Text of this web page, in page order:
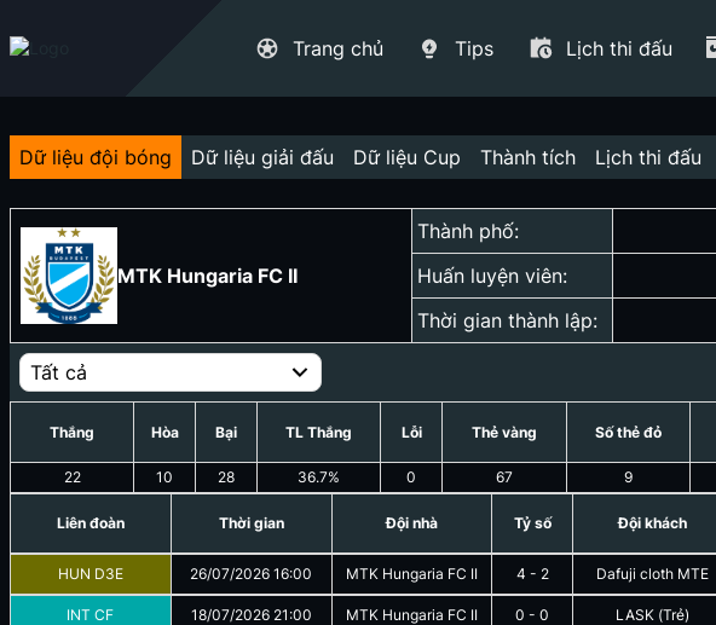
Trang chủ Tips Lịch thi đấu
Dữ liệu đội bóng Dữ liệu giải đấu Dữ liệu Cup Thành tích Lịch thi đấu
MTK Hungaria FC II
Thành phố:
Huấn luyện viên:
Thời gian thành lập:
Tất cả
Thắng
22
Hòa
10
Bại
28
TL Thắng
36.7%
Lỗi
0
Thẻ vàng
67
Số thẻ đỏ
9
Liên đoàn Thời gian Đội nhà Tỷ số Đội khách
HUN D3E 26/07/2026 16:00 MTK Hungaria FC II 4 - 2 Dafuji cloth MTE
INT CF 18/07/2026 21:00 MTK Hungaria FC II 0 -0 LASK (Trẻ)